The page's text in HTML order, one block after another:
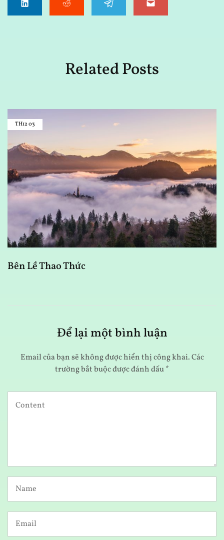
Related Posts
TH1203
Bên Lề Thao Thức
Để lại một bình luận
Email của bạn sẽ không được hiển thị công khai.Các
trường bắt buộc được đánh dấu*